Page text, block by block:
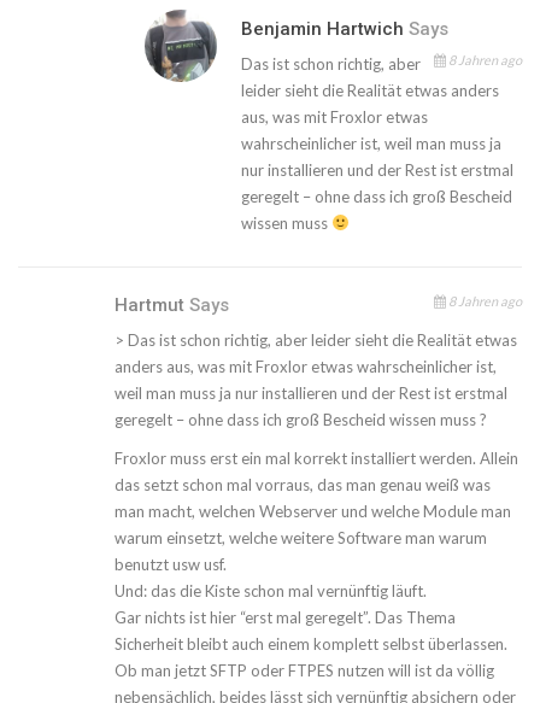
Benjamin Hartwich Says
8 Jahren ago
Das ist schon richtig, aber
leider sieht die Realität etwas anders
aus, was mit Froxlor etwas
wahrscheinlicher ist, weil man muss ja
nur installieren und der Rest ist erstmal
geregelt – ohne dass ich groß Bescheid
wissen muss
Hartmut Says 8 Jahren ago
> Das ist schon richtig, aber leider sieht die Realität etwas
anders aus, was mit Froxlor etwas wahrscheinlicher ist,
weil man muss ja nur installieren und der Rest ist erstmal
geregelt – ohne dass ich groß Bescheid wissen muss ?
Froxlor muss erst ein mal korrekt installiert werden. Allein
das setzt schon mal vorraus, das man genau weiß was
man macht, welchen Webserver und welche Module man
warum einsetzt, welche weitere Software man warum
benutzt usw usf.
Und: das die Kiste schon mal vernünftig läuft.
Gar nichts ist hier “erst mal geregelt”. Das Thema
Sicherheit bleibt auch einem komplett selbst überlassen.
Ob man jetzt SFTP oder FTPES nutzen will ist da völlig
nebensächlich, beides lässt sich vernünftig absichern oder